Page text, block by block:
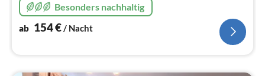
Besonders nachhaltig
ab 154€/ Nacht